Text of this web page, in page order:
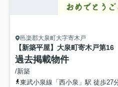
邑楽郡大泉町大字寄木戸
過去掲載物件
/新築
東武小泉線「西小泉」駅 徒歩27